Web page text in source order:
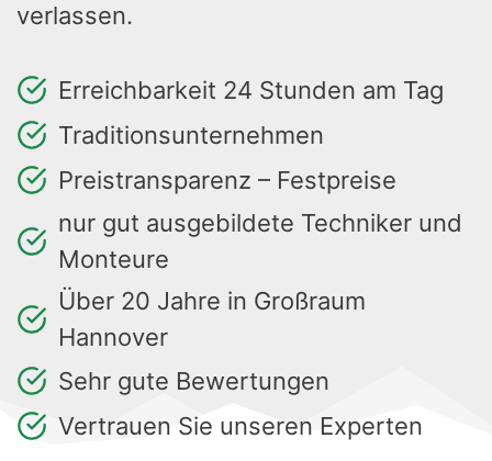
verlassen.
Erreichbarkeit 24 Stunden am Tag
Traditionsunternehmen
Preistransparenz – Festpreise
nur gut ausgebildete Techniker und
Monteure
Über 20 Jahre in Großraum
Hannover
Sehr gute Bewertungen
Vertrauen Sie unseren Experten